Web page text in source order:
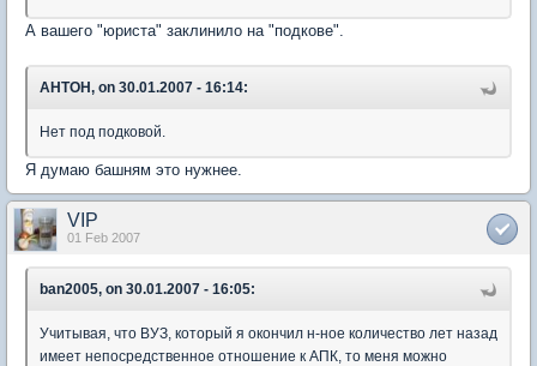
А вашего "юриста" заклинило на "подкове".
AHTOH, on 30.01.2007 - 16:14:
Нет под подковой.
Я думаю башням это нужнее.
VIP
01 Feb 2007
ban2005, on 30.01.2007 - 16:05:
Учитывая, что ВУЗ, который я окончил н-ное количество лет назад
имеет непосредственное отношение к АПК, то меня можно